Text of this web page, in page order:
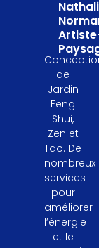
de
Jardin
Feng
Shui,
Zen et
Tao. De
nombreux
services
pour
améliorer
l’énergie
et le